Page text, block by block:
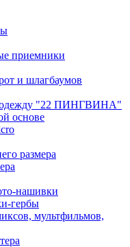
приемники
и шлагбаумов
одежду "22 ПИНГВИНА"
основе
размера
нашивки
гербы
мультфильмов,